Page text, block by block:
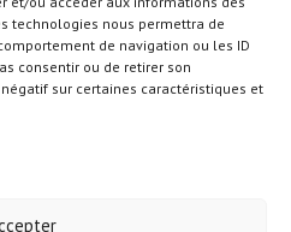
technologies nous permettra de
de navigation ou les ID
consentir ou de retirer son
sur certaines caractéristiques et